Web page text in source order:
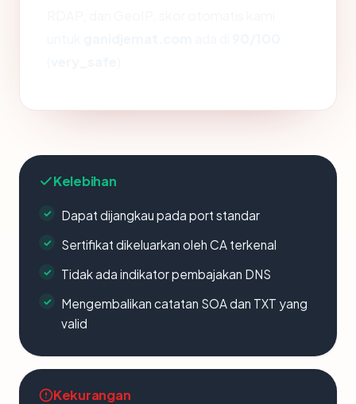
Kelebihan
Dapat dijangkau pada port standar
Sertifikat dikeluarkan oleh CA terkenal
Tidak ada indikator pembajakan DNS
Mengembalikan catatan SOA dan TXT yang
valid
Kekurangan